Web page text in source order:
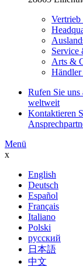
Service
Arts &
Rufen Sie uns
weltweit
Kontaktieren
Menü
x
English
Deutsch
Español
Français
Italiano
Polski
русский
日本語
中文